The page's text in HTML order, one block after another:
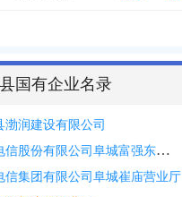
国有企业名录
渤润建设有限公司
中国电信股份有限公司阜城富强东路营业厅
信集团有限公司阜城崔庙营业厅